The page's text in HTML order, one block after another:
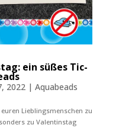
ein süßes Tic-
2022| Aquabeads
Lieblingsmenschen zu
zu Valentinstag